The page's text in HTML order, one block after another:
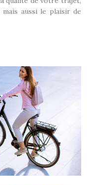
aussi le plaisir de